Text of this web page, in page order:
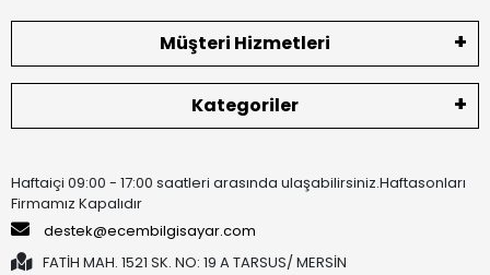
Müşteri Hizmetleri
Kategoriler
Haftaiçi 09:00 - 17:00 saatleri arasında ulaşabilirsiniz.Haftasonları
Firmamız Kapalıdır
destek@ecembilgisayar.com
FATİH MAH. 1521 SK. NO: 19 A TARSUS/ MERSİN